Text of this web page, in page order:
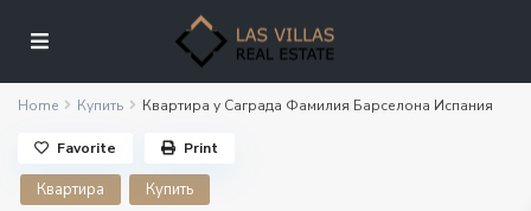
Home Купить Квартира у Саграда Фамилия Барселона Испания
Квартира Купить
Favorite Print